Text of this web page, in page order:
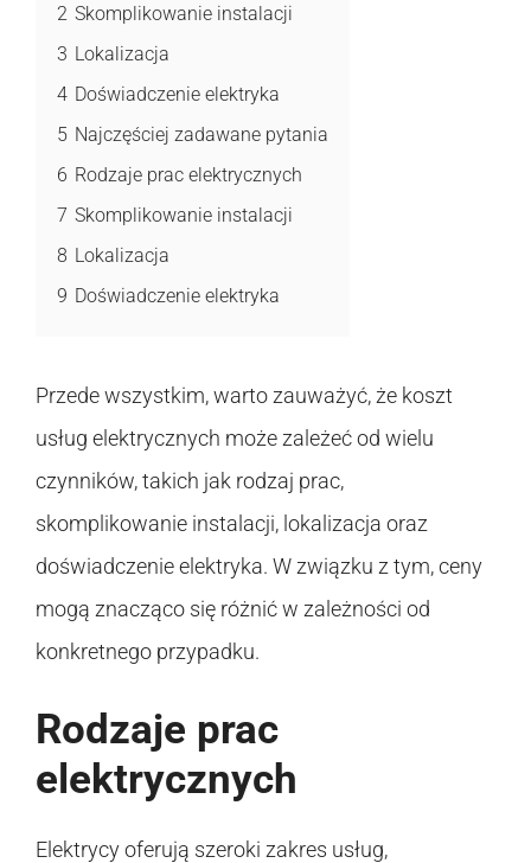
2 Skomplikowanie instalacji
3 Lokalizacja
4 Doświadczenie elektryka
5 Najczęściej zadawane pytania
6 Rodzaje prac elektrycznych
7 Skomplikowanie instalacji
8 Lokalizacja
9 Doświadczenie elektryka
Przede wszystkim, warto zauważyć, że koszt
usług elektrycznych może zależeć od wielu
czynników, takich jak rodzaj prac,
skomplikowanie instalacji, lokalizacja oraz
doświadczenie elektryka. W związku z tym, ceny
mogą znacząco się różnić w zależności od
konkretnego przypadku.
Rodzaje prac
elektrycznych
Elektrycy oferują szeroki zakres usług,